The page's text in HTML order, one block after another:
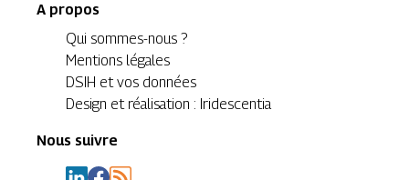
A propos
Qui sommes-nous ?
Mentions légales
DSIH et vos données
Design et réalisation : Iridescentia
Nous suivre